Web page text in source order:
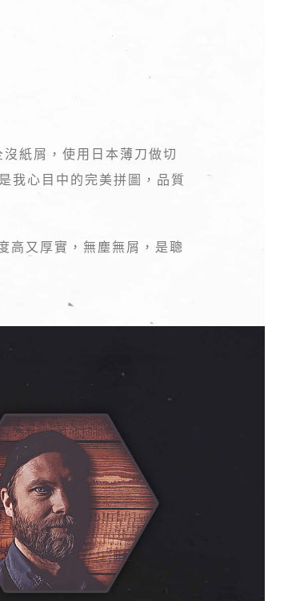
紙屑，使用日本薄刀做切
我心目中的完美拼圖，品質
高又厚實，無塵無屑，是聰